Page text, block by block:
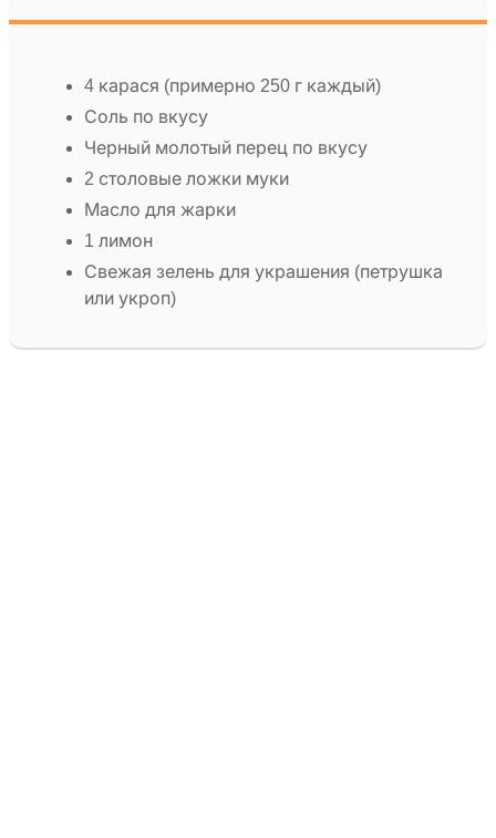
4 карася (примерно 250 г каждый)
Соль по вкусу
Черный молотый перец по вкусу
2 столовые ложки муки
Масло для жарки
1 лимон
Свежая зелень для украшения (петрушка
или укроп)